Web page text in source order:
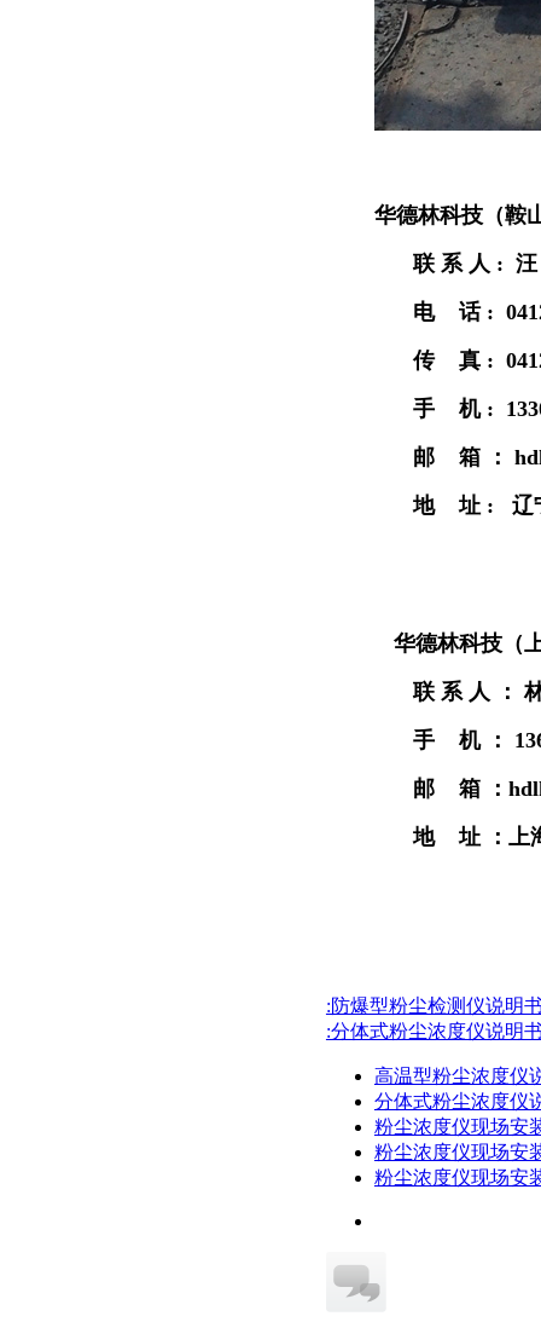
华德林科技（鞍
联 系 人 :
电 话 :
传 真 :
手 机 :
邮 箱 ：
地 址 : 辽宁
华德林科技（
联 系 人 ：
手 机 ：
邮 箱 ：
地 址 ：上
:防爆型粉尘检测仪说明
:分体式粉尘浓度仪说明
高温型粉尘浓度仪
分体式粉尘浓度仪
粉尘浓度仪现场安
粉尘浓度仪现场安
粉尘浓度仪现场安